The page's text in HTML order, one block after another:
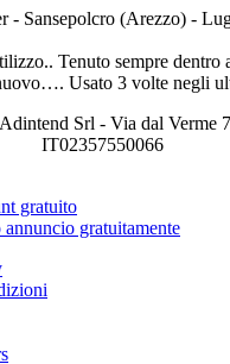
- Sansepolcro (Arezzo) -
Tenuto sempre
Usato 3 volte negli
Srl - Via dal Verme
IT02357550066
gratuito
gratuitamente